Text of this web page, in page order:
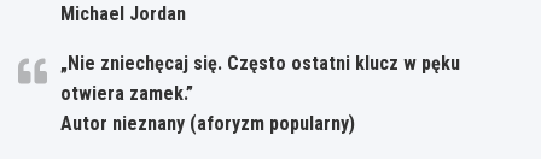
Michael Jordan
„Nie zniechęcaj się. Często ostatni klucz w pęku
otwiera zamek.”
Autor nieznany (aforyzm popularny)